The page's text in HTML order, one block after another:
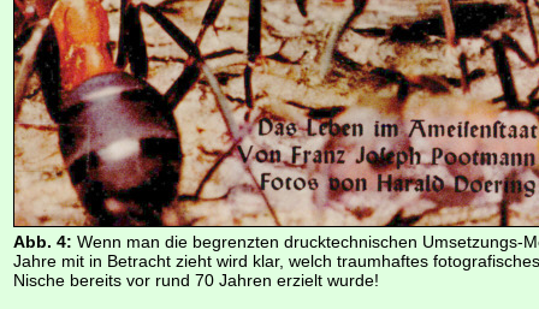
Abb. 4: Wenn man die begrenzten drucktechnischen Umsetzungs-
Jahre mit in Betracht zieht wird klar, welch traumhaftes
Nische bereits vor rund 70 Jahren erzielt wurde!